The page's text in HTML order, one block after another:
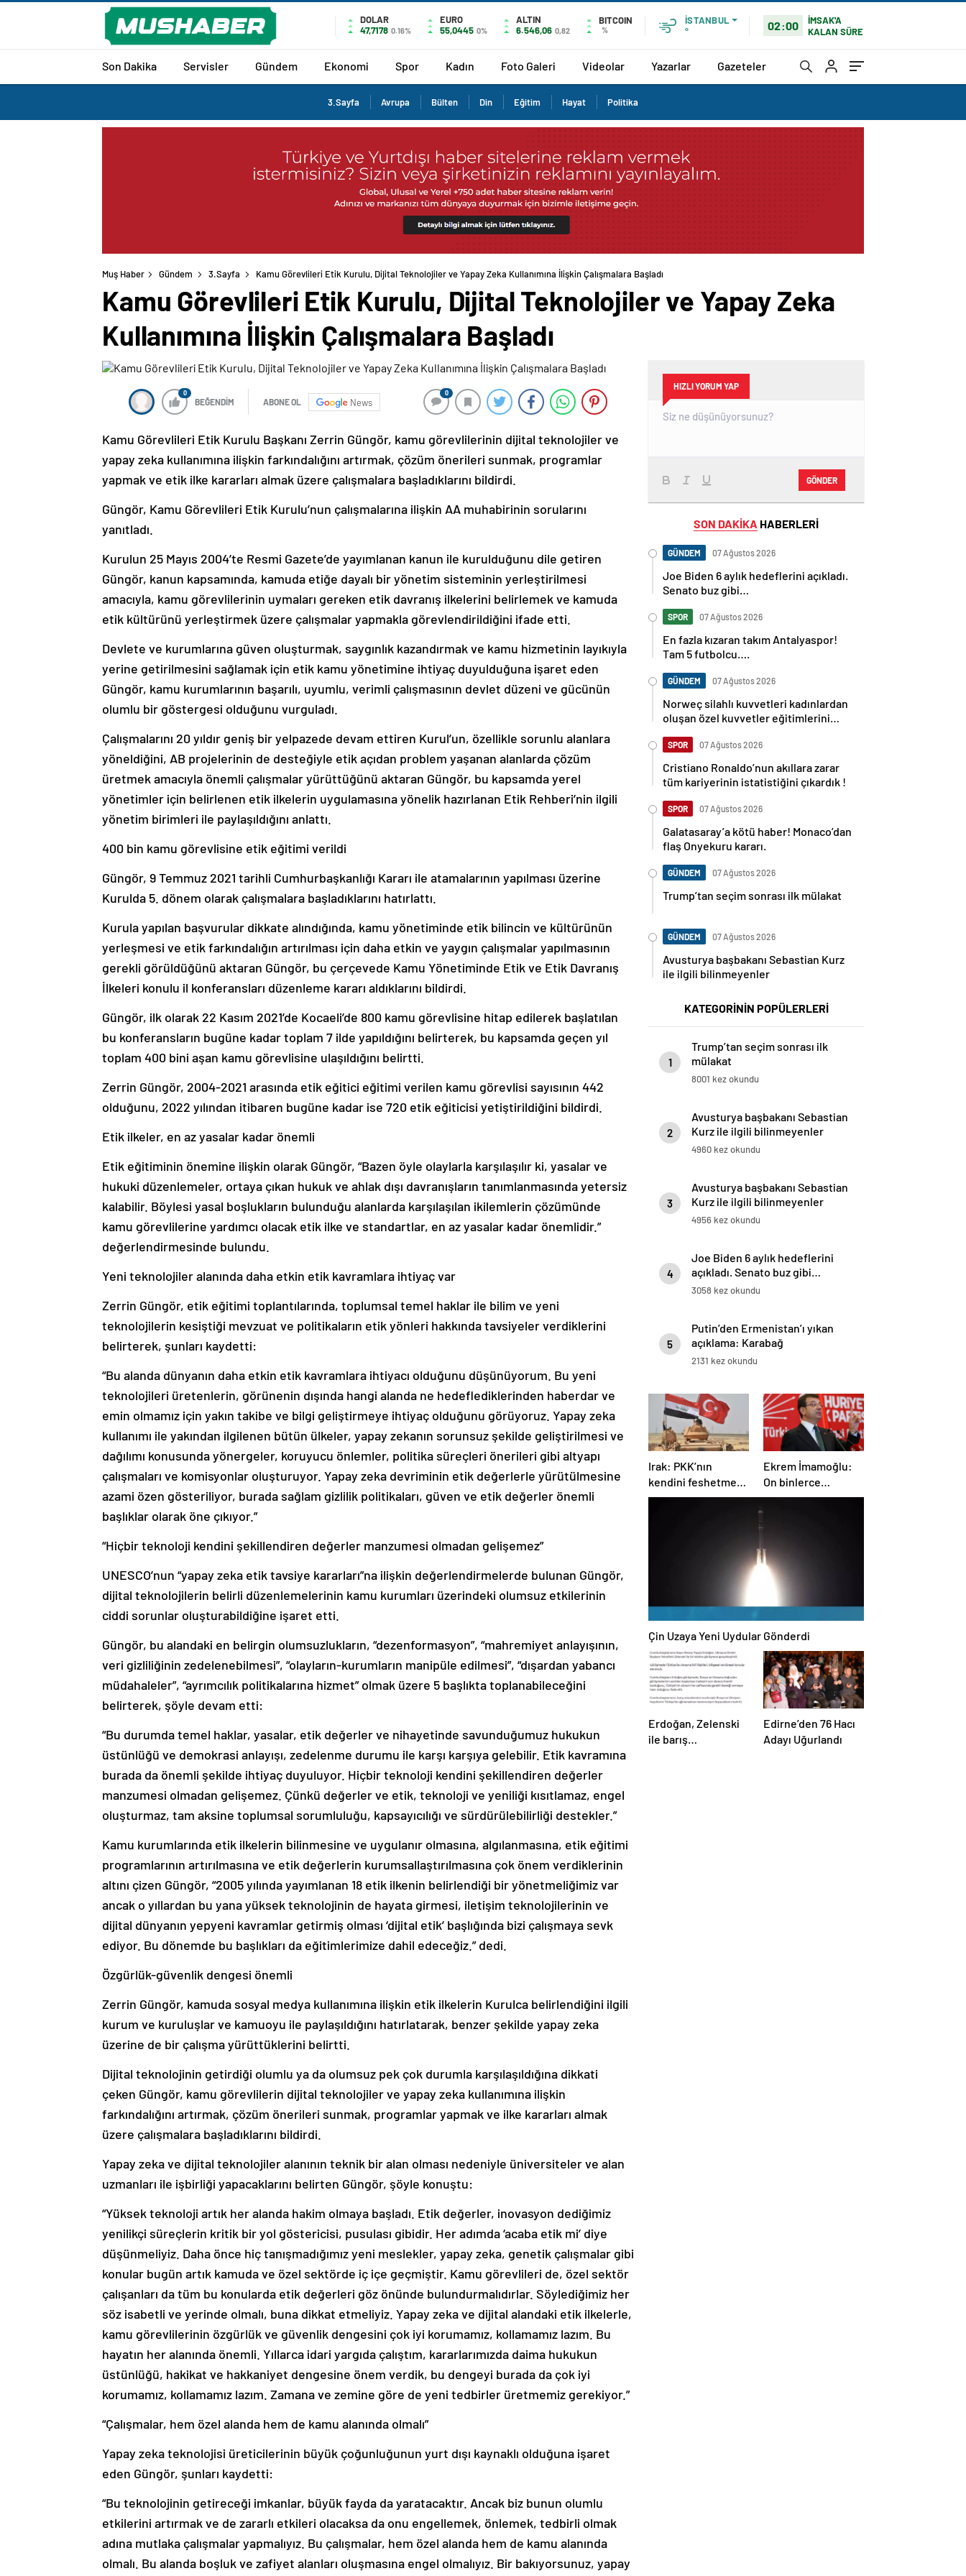
DOLAR
47,7178 0.16%
EURO
55,0445 0%
ALTIN
6.546,06 0,82
BITCOIN
%
İSTANBUL
°
02:00
İMSAK'A
KALAN SÜRE
Son Dakika Servisler Gündem Ekonomi Spor Kadın Foto Galeri Videolar Yazarlar Gazeteler
3.Sayfa Avrupa Bülten Din Eğitim Hayat Politika
Muş Haber Gündem 3.Sayfa Kamu Görevlileri Etik Kurulu, Dijital Teknolojiler ve Yapay Zeka Kullanımına İlişkin Çalışmalara Başladı
Kamu Görevlileri Etik Kurulu, Dijital Teknolojiler ve Yapay Zeka
Kullanımına İlişkin Çalışmalara Başladı
0
BEĞENDİM ABONE OL News
0
Kamu Görevlileri Etik Kurulu Başkanı Zerrin Güngör, kamu görevlilerinin dijital teknolojiler ve
yapay zeka kullanımına ilişkin farkındalığını artırmak, çözüm önerileri sunmak, programlar
yapmak ve etik ilke kararları almak üzere çalışmalara başladıklarını bildirdi.
Güngör, Kamu Görevlileri Etik Kurulu’nun çalışmalarına ilişkin AA muhabirinin sorularını
yanıtladı.
Kurulun 25 Mayıs 2004’te Resmi Gazete’de yayımlanan kanun ile kurulduğunu dile getiren
Güngör, kanun kapsamında, kamuda etiğe dayalı bir yönetim sisteminin yerleştirilmesi
amacıyla, kamu görevlilerinin uymaları gereken etik davranış ilkelerini belirlemek ve kamuda
etik kültürünü yerleştirmek üzere çalışmalar yapmakla görevlendirildiğini ifade etti.
Devlete ve kurumlarına güven oluşturmak, saygınlık kazandırmak ve kamu hizmetinin layıkıyla
yerine getirilmesini sağlamak için etik kamu yönetimine ihtiyaç duyulduğuna işaret eden
Güngör, kamu kurumlarının başarılı, uyumlu, verimli çalışmasının devlet düzeni ve gücünün
olumlu bir göstergesi olduğunu vurguladı.
Çalışmalarını 20 yıldır geniş bir yelpazede devam ettiren Kurul’un, özellikle sorunlu alanlara
yöneldiğini, AB projelerinin de desteğiyle etik açıdan problem yaşanan alanlarda çözüm
üretmek amacıyla önemli çalışmalar yürüttüğünü aktaran Güngör, bu kapsamda yerel
yönetimler için belirlenen etik ilkelerin uygulamasına yönelik hazırlanan Etik Rehberi’nin ilgili
yönetim birimleri ile paylaşıldığını anlattı.
400 bin kamu görevlisine etik eğitimi verildi
Güngör, 9 Temmuz 2021 tarihli Cumhurbaşkanlığı Kararı ile atamalarının yapılması üzerine
Kurulda 5. dönem olarak çalışmalara başladıklarını hatırlattı.
Kurula yapılan başvurular dikkate alındığında, kamu yönetiminde etik bilincin ve kültürünün
yerleşmesi ve etik farkındalığın artırılması için daha etkin ve yaygın çalışmalar yapılmasının
gerekli görüldüğünü aktaran Güngör, bu çerçevede Kamu Yönetiminde Etik ve Etik Davranış
İlkeleri konulu il konferansları düzenleme kararı aldıklarını bildirdi.
Güngör, ilk olarak 22 Kasım 2021’de Kocaeli’de 800 kamu görevlisine hitap edilerek başlatılan
bu konferansların bugüne kadar toplam 7 ilde yapıldığını belirterek, bu kapsamda geçen yıl
toplam 400 bini aşan kamu görevlisine ulaşıldığını belirtti.
Zerrin Güngör, 2004-2021 arasında etik eğitici eğitimi verilen kamu görevlisi sayısının 442
olduğunu, 2022 yılından itibaren bugüne kadar ise 720 etik eğiticisi yetiştirildiğini bildirdi.
Etik ilkeler, en az yasalar kadar önemli
Etik eğitiminin önemine ilişkin olarak Güngör, “Bazen öyle olaylarla karşılaşılır ki, yasalar ve
hukuki düzenlemeler, ortaya çıkan hukuk ve ahlak dışı davranışların tanımlanmasında yetersiz
kalabilir. Böylesi yasal boşlukların bulunduğu alanlarda karşılaşılan ikilemlerin çözümünde
kamu görevlilerine yardımcı olacak etik ilke ve standartlar, en az yasalar kadar önemlidir.”
değerlendirmesinde bulundu.
Yeni teknolojiler alanında daha etkin etik kavramlara ihtiyaç var
Zerrin Güngör, etik eğitimi toplantılarında, toplumsal temel haklar ile bilim ve yeni
teknolojilerin kesiştiği mevzuat ve politikaların etik yönleri hakkında tavsiyeler verdiklerini
belirterek, şunları kaydetti:
“Bu alanda dünyanın daha etkin etik kavramlara ihtiyacı olduğunu düşünüyorum. Bu yeni
teknolojileri üretenlerin, görünenin dışında hangi alanda ne hedeflediklerinden haberdar ve
emin olmamız için yakın takibe ve bilgi geliştirmeye ihtiyaç olduğunu görüyoruz. Yapay zeka
kullanımı ile yakından ilgilenen bütün ülkeler, yapay zekanın sorunsuz şekilde geliştirilmesi ve
dağılımı konusunda yönergeler, koruyucu önlemler, politika süreçleri önerileri gibi altyapı
çalışmaları ve komisyonlar oluşturuyor. Yapay zeka devriminin etik değerlerle yürütülmesine
azami özen gösteriliyor, burada sağlam gizlilik politikaları, güven ve etik değerler önemli
başlıklar olarak öne çıkıyor.”
“Hiçbir teknoloji kendini şekillendiren değerler manzumesi olmadan gelişemez”
UNESCO’nun “yapay zeka etik tavsiye kararları”na ilişkin değerlendirmelerde bulunan Güngör,
dijital teknolojilerin belirli düzenlemelerinin kamu kurumları üzerindeki olumsuz etkilerinin
ciddi sorunlar oluşturabildiğine işaret etti.
Güngör, bu alandaki en belirgin olumsuzlukların, “dezenformasyon”, “mahremiyet anlayışının,
veri gizliliğinin zedelenebilmesi”, “olayların-kurumların manipüle edilmesi”, “dışardan yabancı
müdahaleler”, “ayrımcılık politikalarına hizmet” olmak üzere 5 başlıkta toplanabileceğini
belirterek, şöyle devam etti:
“Bu durumda temel haklar, yasalar, etik değerler ve nihayetinde savunduğumuz hukukun
üstünlüğü ve demokrasi anlayışı, zedelenme durumu ile karşı karşıya gelebilir. Etik kavramına
burada da önemli şekilde ihtiyaç duyuluyor. Hiçbir teknoloji kendini şekillendiren değerler
manzumesi olmadan gelişemez. Çünkü değerler ve etik, teknoloji ve yeniliği kısıtlamaz, engel
oluşturmaz, tam aksine toplumsal sorumluluğu, kapsayıcılığı ve sürdürülebilirliği destekler.”
Kamu kurumlarında etik ilkelerin bilinmesine ve uygulanır olmasına, algılanmasına, etik eğitimi
programlarının artırılmasına ve etik değerlerin kurumsallaştırılmasına çok önem verdiklerinin
altını çizen Güngör, “2005 yılında yayımlanan 18 etik ilkenin belirlendiği bir yönetmeliğimiz var
ancak o yıllardan bu yana yüksek teknolojinin de hayata girmesi, iletişim teknolojilerinin ve
dijital dünyanın yepyeni kavramlar getirmiş olması ‘dijital etik’ başlığında bizi çalışmaya sevk
ediyor. Bu dönemde bu başlıkları da eğitimlerimize dahil edeceğiz.” dedi.
Özgürlük-güvenlik dengesi önemli
Zerrin Güngör, kamuda sosyal medya kullanımına ilişkin etik ilkelerin Kurulca belirlendiğini ilgili
kurum ve kuruluşlar ve kamuoyu ile paylaşıldığını hatırlatarak, benzer şekilde yapay zeka
üzerine de bir çalışma yürüttüklerini belirtti.
Dijital teknolojinin getirdiği olumlu ya da olumsuz pek çok durumla karşılaşıldığına dikkati
çeken Güngör, kamu görevlilerin dijital teknolojiler ve yapay zeka kullanımına ilişkin
farkındalığını artırmak, çözüm önerileri sunmak, programlar yapmak ve ilke kararları almak
üzere çalışmalara başladıklarını bildirdi.
Yapay zeka ve dijital teknolojiler alanının teknik bir alan olması nedeniyle üniversiteler ve alan
uzmanları ile işbirliği yapacaklarını belirten Güngör, şöyle konuştu:
“Yüksek teknoloji artık her alanda hakim olmaya başladı. Etik değerler, inovasyon dediğimiz
yenilikçi süreçlerin kritik bir yol göstericisi, pusulası gibidir. Her adımda ‘acaba etik mi’ diye
düşünmeliyiz. Daha önce hiç tanışmadığımız yeni meslekler, yapay zeka, genetik çalışmalar gibi
konular bugün artık kamuda ve özel sektörde iç içe geçmiştir. Kamu görevlileri de, özel sektör
çalışanları da tüm bu konularda etik değerleri göz önünde bulundurmalıdırlar. Söylediğimiz her
söz isabetli ve yerinde olmalı, buna dikkat etmeliyiz. Yapay zeka ve dijital alandaki etik ilkelerle,
kamu görevlilerinin özgürlük ve güvenlik dengesini çok iyi korumamız, kollamamız lazım. Bu
hayatın her alanında önemli. Yıllarca idari yargıda çalıştım, kararlarımızda daima hukukun
üstünlüğü, hakikat ve hakkaniyet dengesine önem verdik, bu dengeyi burada da çok iyi
korumamız, kollamamız lazım. Zamana ve zemine göre de yeni tedbirler üretmemiz gerekiyor.”
“Çalışmalar, hem özel alanda hem de kamu alanında olmalı”
Yapay zeka teknolojisi üreticilerinin büyük çoğunluğunun yurt dışı kaynaklı olduğuna işaret
eden Güngör, şunları kaydetti:
“Bu teknolojinin getireceği imkanlar, büyük fayda da yaratacaktır. Ancak biz bunun olumlu
etkilerini artırmak ve de zararlı etkileri olacaksa da onu engellemek, önlemek, tedbirli olmak
adına mutlaka çalışmalar yapmalıyız. Bu çalışmalar, hem özel alanda hem de kamu alanında
olmalı. Bu alanda boşluk ve zafiyet alanları oluşmasına engel olmalıyız. Bir bakıyorsunuz, yapay
HIZLI YORUM YAP
GÖNDER
SON DAKİKA HABERLERİ
GÜNDEM 07 Ağustos 2026
Joe Biden 6 aylık hedeflerini açıkladı.
Senato buz gibi…
SPOR 07 Ağustos 2026
En fazla kızaran takım Antalyaspor!
Tam 5 futbolcu….
GÜNDEM 07 Ağustos 2026
Norweç silahlı kuvvetleri kadınlardan
oluşan özel kuvvetler eğitimlerini
SPOR 07 Ağustos 2026
Cristiano Ronaldo’nun akıllara zarar
tüm kariyerinin istatistiğini çıkardık !
SPOR 07 Ağustos 2026
Galatasaray’a kötü haber! Monaco’dan
flaş Onyekuru kararı.
GÜNDEM 07 Ağustos 2026
Trump’tan seçim sonrası ilk mülakat
GÜNDEM 07 Ağustos 2026
Avusturya başbakanı Sebastian Kurz
ile ilgili bilinmeyenler
KATEGORİNİN POPÜLERLERİ
1
Trump’tan seçim sonrası ilk
mülakat
8001 kez okundu
2
Avusturya başbakanı Sebastian
Kurz ile ilgili bilinmeyenler
4960 kez okundu
3
Avusturya başbakanı Sebastian
Kurz ile ilgili bilinmeyenler
4956 kez okundu
4
Joe Biden 6 aylık hedeflerini
açıkladı. Senato buz gibi…
3058 kez okundu
5
Putin’den Ermenistan’ı yıkan
açıklama: Karabağ
Azerbaycan’ın ayrılmaz bir
2131 kez okundu
Irak: PKK’nın
kendini feshetme
kararını
Ekrem İmamoğlu:
On binlerce
vatandaşımızın
kapanmasına çok
sevindim
Çin Uzaya Yeni Uydular Gönderdi
Erdoğan, Zelenski
ile barış
Edirne’den 76 Hacı
Adayı Uğurlandı